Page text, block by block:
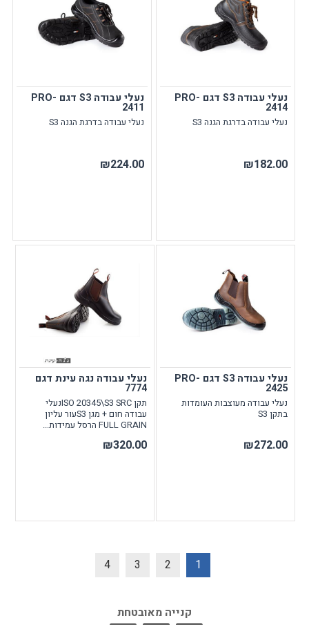
נעלי עבודה S3 דגם PRO-
2414
נעלי עבודה בדרגת הגנה S3
₪182.00
נעלי עבודה S3 דגם PRO-
2411
נעלי עבודה בדרגת הגנה S3
₪224.00
נעלי עבודה S3 דגם PRO-
2425
נעלי עבודה מעוצבות העומדות
בתקן S3
₪272.00
נעלי עבודה נגה עינת דגם
7774
תקן ISO 20345\S3 SRCנעלי
עבודה חום + מגן S3עור עליון
FULL GRAIN הרסל עמידות...
₪320.00
1
2
3
4
קנייה מאובטחת